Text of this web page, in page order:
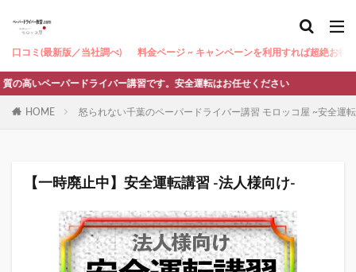
口コミ(最新版／当社調べ) 料金ページ ~ キャンペーンを利用すれば超絶お得 ~
ーパードライバー講習です。安全運転はお任せください
HOME 怒られない千葉のペーパードライバー講習 モロッコ屋 ~安全運
【一時廃止中】安全運転講習 -法人様向け-